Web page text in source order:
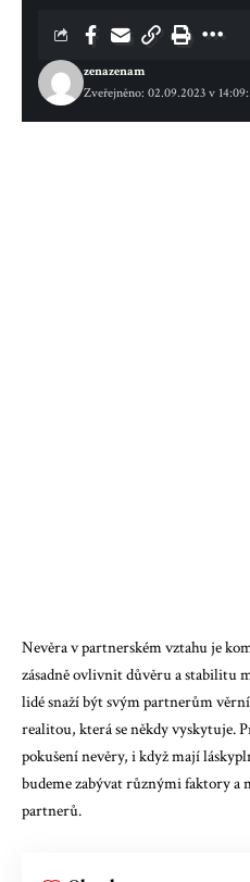
Zveřejněno: 02.09.2023 v
zenazenam
Nevěra v partnerském vztahu je
zásadně ovlivnit důvěru a stabilitu
lidé snaží být svým partnerům
realitou, která se někdy vyskytuje.
pokušení nevěry, i když mají
budeme zabývat různými faktory a
partnerů.